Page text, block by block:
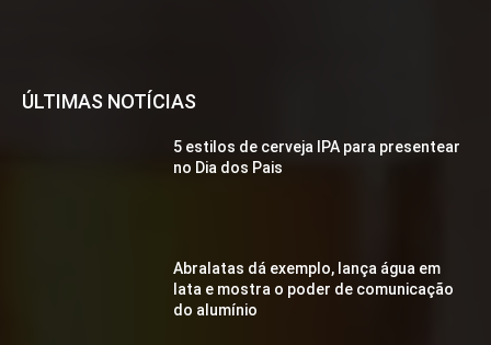
ÚLTIMAS NOTÍCIAS
5 estilos de cerveja IPA para presentear
no Dia dos Pais
Abralatas dá exemplo, lança água em
lata e mostra o poder de comunicação
do alumínio